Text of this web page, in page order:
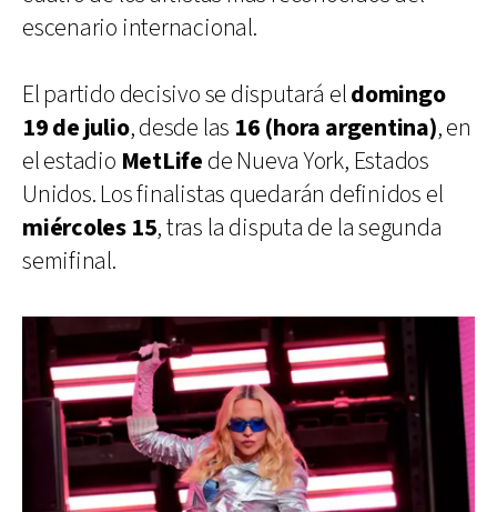
escenario internacional.
El partido decisivo se disputará eldomingo
19 de julio, desde las 16 (hora argentina), en
el estadio MetLife de Nueva York, Estados
Unidos. Los finalistas quedarán definidos el
miércoles 15, tras la disputa de la segunda
semifinal.